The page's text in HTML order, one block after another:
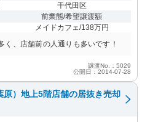
千代田区
前業態/希望譲渡額
メイドカフェ/138万円
く、店舗前の人通りも多いです！
譲渡No.：5029
公開日：2014-07-28
原）地上5階店舗の居抜き売却